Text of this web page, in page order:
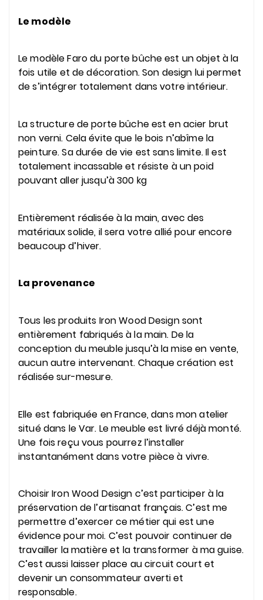
Le modèle
Le modèle Faro du porte bûche est un objet à la
fois utile et de décoration. Son design lui permet
de s’intégrer totalement dans votre intérieur.
La structure de porte bûche est en acier brut
non verni. Cela évite que le bois n’abîme la
peinture. Sa durée de vie est sans limite. Il est
totalement incassable et résiste à un poid
pouvant aller jusqu’à 300 kg
Entièrement réalisée à la main, avec des
matériaux solide, il sera votre allié pour encore
beaucoup d’hiver.
La provenance
Tous les produits Iron Wood Design sont
entièrement fabriqués à la main. De la
conception du meuble jusqu’à la mise en vente,
aucun autre intervenant. Chaque création est
réalisée sur-mesure.
Elle est fabriquée en France, dans mon atelier
situé dans le Var. Le meuble est livré déjà monté.
Une fois reçu vous pourrez l’installer
instantanément dans votre pièce à vivre.
Choisir Iron Wood Design c’est participer à la
préservation de l’artisanat français. C’est me
permettre d’exercer ce métier qui est une
évidence pour moi. C’est pouvoir continuer de
travailler la matière et la transformer à ma guise.
C’est aussi laisser place au circuit court et
devenir un consommateur averti et
responsable.